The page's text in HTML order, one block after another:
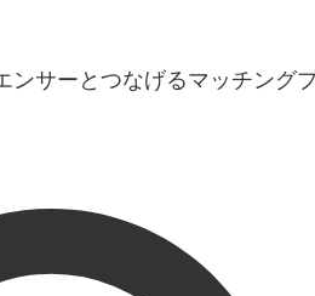
サーとつなげるマッチング